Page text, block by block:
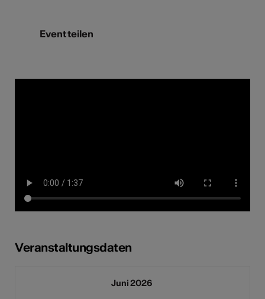
Event teilen
Veranstaltungsdaten
Juni 2026